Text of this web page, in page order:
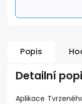
Popis
Detailní
Aplikace